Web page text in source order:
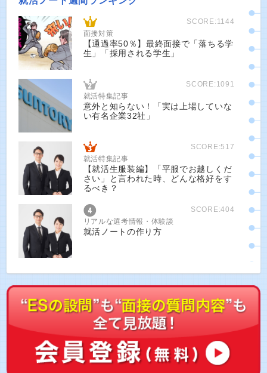
SCORE:1144
面接対策
【通過率50％】最終面接で「落ちる学
生」「採用される学生」
SCORE:1091
就活特集記事
意外と知らない！「実は上場していな
い有名企業32社」
SCORE:517
就活特集記事
【就活生服装編】「平服でお越しくだ
さい」と言われた時、どんな格好をす
るべき？
SCORE:404
リアルな選考情報・体験談
就活ノートの作り方